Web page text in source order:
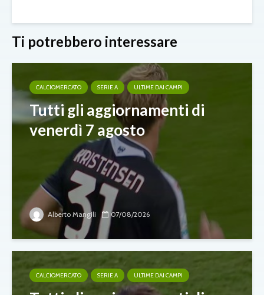
Ti potrebbero interessare
CALCIOMERCATO SERIE A ULTIME DAI CAMPI
Tutti gli aggiornamenti di
venerdì 7 agosto
Alberto Mangili 07/08/2026
CALCIOMERCATO SERIE A ULTIME DAI CAMPI